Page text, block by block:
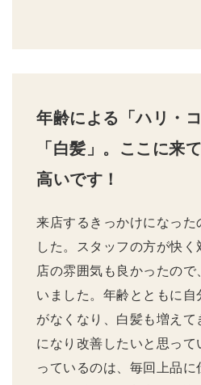
年齢による「ハリ・
「白髪」。ここに来
高いです！
来店するきっかけになっ
した。スタッフの方が快
店の雰囲気も良かったの
いました。年齢とともに
がなくなり、白髪も増え
になり改善したいと思っ
っているのは、毎回上品